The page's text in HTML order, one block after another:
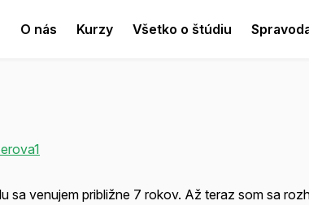
O nás Kurzy Všetko o štúdiu
sa venujem približne 7 rokov. Až teraz som sa